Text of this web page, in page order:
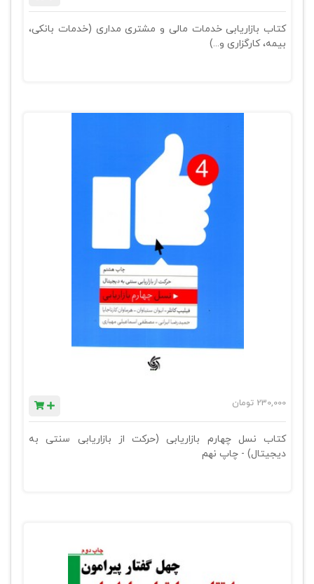
کتاب بازاریابی خدمات مالی و مشتری مداری (خدمات بانکی،
بیمه، کارگزاری و...)
230,000 تومان
کتاب نسل چهارم بازاریابی (حرکت از بازاریابی سنتی به
دیجیتال) - چاپ نهم